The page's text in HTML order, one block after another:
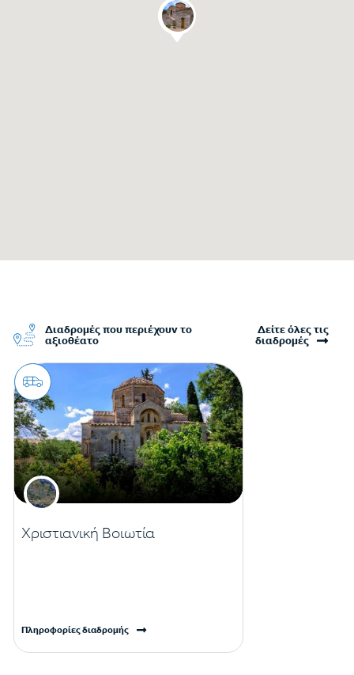
Διαδρομές που περιέχουν το
αξιοθέατο
Δείτε όλες τις
διαδρομές
Χριστιανική Βοιωτία
Πληροφορίες διαδρομής